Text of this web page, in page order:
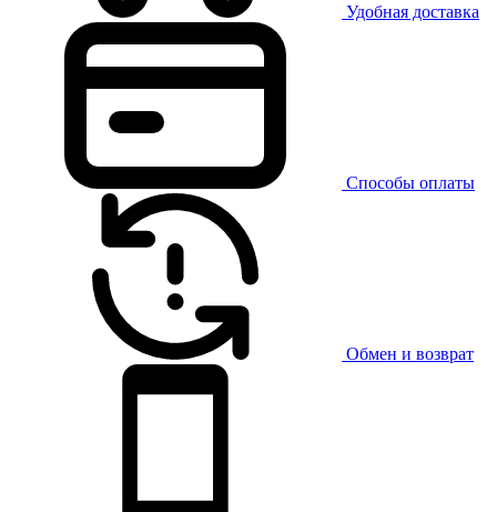
Удобная доставка
Способы оплаты
Обмен и возврат